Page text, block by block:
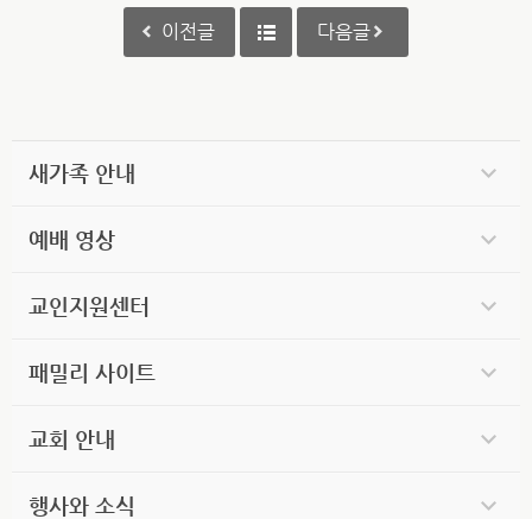
이전글 다음글
새가족 안내
예배 영상
교인지원센터
패밀리 사이트
교회 안내
행사와 소식